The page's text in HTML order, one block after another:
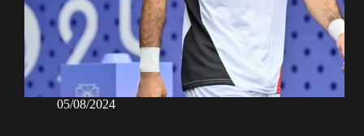
05/08/2024